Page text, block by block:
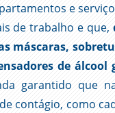
e
de trabalho e que,
máscaras,
de álcool
garantido que
contágio, como